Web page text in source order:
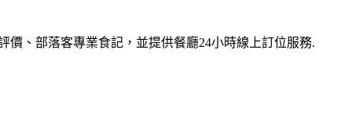
、部落客專業食記，並提供餐廳24小時線上訂位服務.